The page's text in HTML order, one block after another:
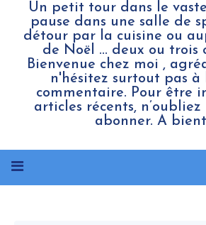
Un petit tour dans le
pause dans une salle de
détour par la cuisine ou
de Noël ... deux ou trois
Bienvenue chez moi ,
n'hésitez surtout pas à
commentaire. Pour être
articles récents, n’oubliez
abonner. A